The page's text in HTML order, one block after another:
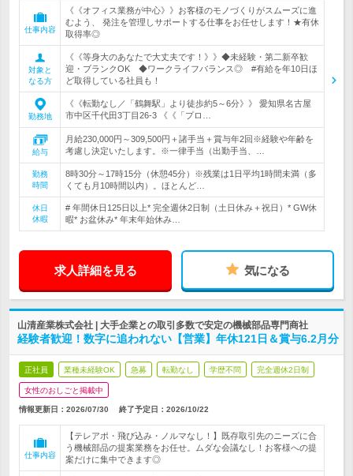
仕事内容
《《オフィス業務が中心》》お客様のモノづくりがスムーズに進
むよう、 発注を管理しサポートする仕事をお任せします！★有休
取得率◎
対象と
なる方
《《等身大のあなたで大丈夫です！》》◆未経験・第二新卒歓
迎・ブランクOK ◆ワークライフバランス◎ #有給を年10日ほ
ど取得している社員も！
勤務地
《《転勤なし／「鶴舞駅」より徒歩約5～6分》》 愛知県名古屋
市中区千代田3丁目26-3 《《「プロ…
給与
月給230,000円～309,500円＋諸手当＋賞与年2回※経験や年齢を
考慮し決定いたします。※一律手当（出勤手当、…
勤務
時間
8時30分～17時15分（休憩45分）※残業は1日平均1時間未満（多
くても月10時間以内）。ほとんど…
休日
休暇
# 年間休日125日以上* 完全週休2日制（土日休み＋祝日）* GW休
暇* お盆休み* 年末年始休み…
求人詳細を見る 気になる
山清産業株式会社 | 大手企業との取引多数で安定の機械部品専門商社
経験者歓迎！数字に追われない【営業】年休121日＆賞与6.2月分
正社員 業種未経験OK 急募 転勤なし 学歴不問 完全週休2日制
女性のおしごと掲載中
情報更新日：2026/07/30 終了予定日： 2026/10/22
仕事内容
【テレアポ・飛び込み・ノルマなし！】既存取引先のニーズに合
う機械部品の提案業務をお任せ。ムダな会議なし！お客様への提
案だけに集中できます◎